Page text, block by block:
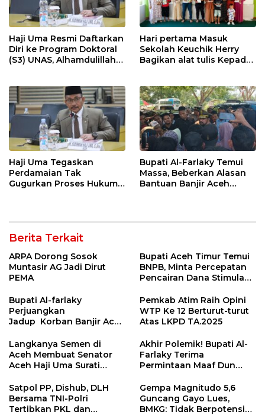
Haji Uma Resmi Daftarkan
Diri ke Program Doktoral
(S3) UNAS, Alhamdulillah
Hari pertama Masuk
Sekolah Keuchik Herry
Bagikan alat tulis Kepada
Haji Uma Tegaskan
Perdamaian Tak
Gugurkan Proses Hukum
Bupati Al-Farlaky Temui
Massa, Beberkan Alasan
Bantuan Banjir Aceh
Berita Terkait
ARPA Dorong Sosok
Muntasir AG Jadi Dirut
PEMA
Bupati Aceh Timur Temui
BNPB, Minta Percepatan
Pencairan Dana Stimulan
Banjir
Bupati Al-farlaky
Perjuangkan
Jadup Korban Banjir Aceh
Sosial RI
Pemkab Atim Raih Opini
WTP Ke 12 Berturut-turut
Atas LKPD TA.2025
Langkanya Semen di
Aceh Membuat Senator
Aceh Haji Uma Surati
Akhir Polemik! Bupati Al-
Farlaky Terima
Permintaan Maaf Dun
Satpol PP, Dishub, DLH
Bersama TNI-Polri
Tertibkan PKL dan
Gempa Magnitudo 5,6
Guncang Gayo Lues,
BMKG: Tidak Berpotensi